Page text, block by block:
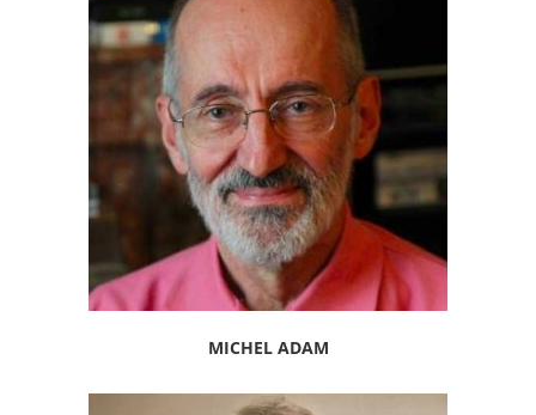
MICHEL ADAM